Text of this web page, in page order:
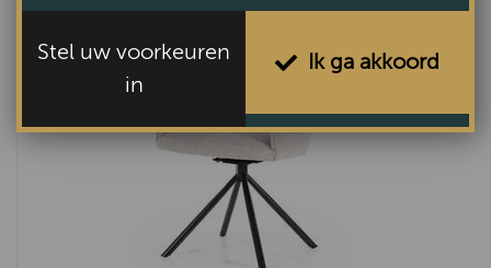
Stel uw voorkeuren
in
Ik ga akkoord